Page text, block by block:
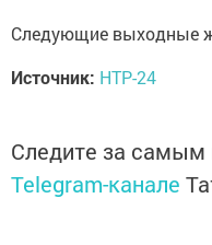
Следующие выходные
Источник: НТР-24
Следите за
Telegram-канале